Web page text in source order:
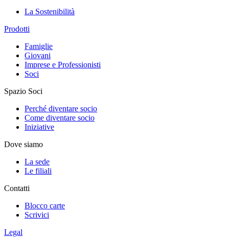
La Sostenibilità
Prodotti
Famiglie
Giovani
Imprese e Professionisti
Soci
Spazio Soci
Perché diventare socio
Come diventare socio
Iniziative
Dove siamo
La sede
Le filiali
Contatti
Blocco carte
Scrivici
Legal